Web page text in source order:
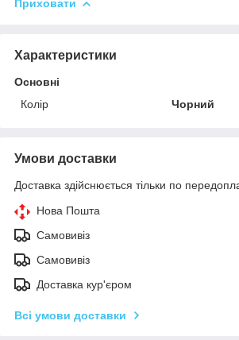
Приховати
Характеристики
Основні
Колір
Чорний
Умови доставки
Доставка здійснюється тільки по
Нова Пошта
Самовивіз
Самовивіз
Доставка кур'єром
Всі умови доставки